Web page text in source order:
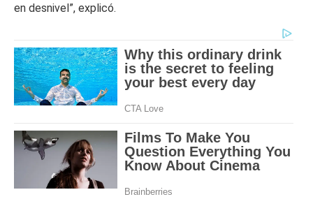
en desnivel”, explicó.